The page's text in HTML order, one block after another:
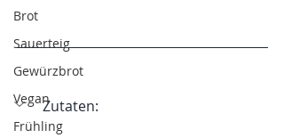
Brot
Sauerteig
Gewürzbrot
Vegan
Frühling
Zutaten: